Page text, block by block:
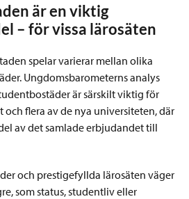
är en viktig
– för vissa lärosäten
spelar varierar mellan olika
Ungdomsbarometerns analys
är särskilt viktig för
flera av de nya universiteten, där
av det samlade erbjudandet till
och prestigefyllda lärosäten väger
som status, studentliv eller